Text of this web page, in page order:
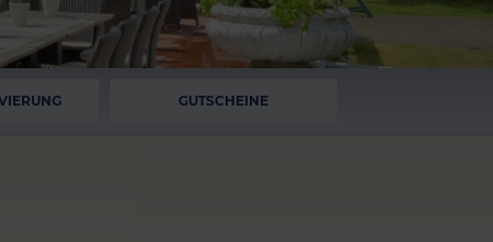
GUTSCHEINE